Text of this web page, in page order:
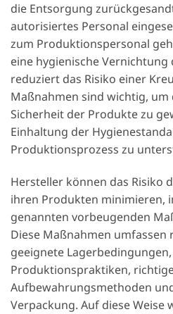
die Entsorgung
autorisiertes Personal
zum Produktionspersonal
eine hygienische
reduziert das Risiko einer
Maßnahmen sind wichtig, um
Sicherheit der Produkte zu
Einhaltung der
Produktionsprozess zu
Hersteller können das Risiko
ihren Produkten minimieren,
genannten vorbeugenden
Diese Maßnahmen
geeignete
Produktionspraktiken,
Aufbewahrungsmethoden
Verpackung. Auf diese Weise